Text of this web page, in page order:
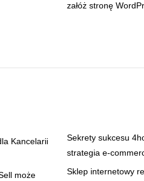
załóż stronę
Kancelarii
może
Sekrety sukcesu
strategia e-
Sklep internetowy